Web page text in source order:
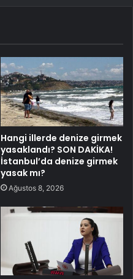
Hangi illerde denize girmek
yasaklandı? SON DAKİKA!
İstanbul’da denize girmek
yasak mı?
Ağustos 8, 2026